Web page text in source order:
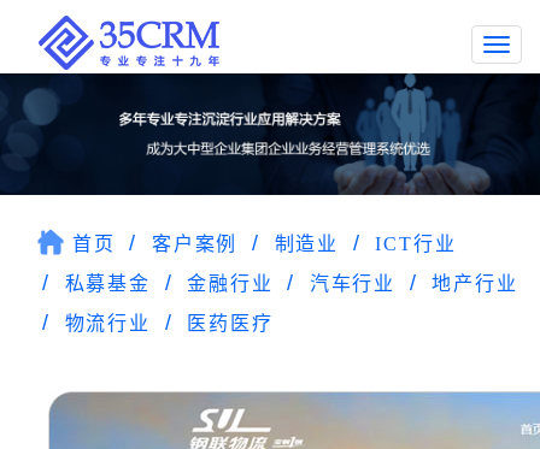
首页 客户案例 制造业
ICT行业
私募基金
金融行业 汽车行业
地产行业
物流行业
医药医疗